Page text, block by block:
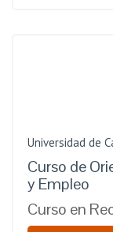
Universidad de
Curso de
y Empleo
Curso en